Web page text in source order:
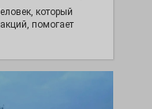
который
помогает